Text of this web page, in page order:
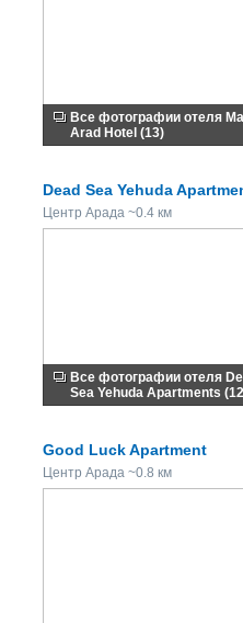
Все фотографии отеля
Arad Hotel (13)
Dead Sea Yehuda
Центр Арада ~0.4 км
Все фотографии отеля
Sea Yehuda Apartments
Good Luck Apartment
Центр Арада ~0.8 км